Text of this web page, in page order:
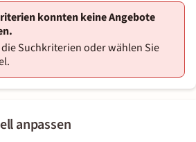
anpassen
konnten keine Angebote
Suchkriterien oder wählen Sie